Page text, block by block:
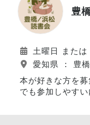
豊
土曜日 または
愛知県 ： 豊
本が好きな方を
でも参加しやすい